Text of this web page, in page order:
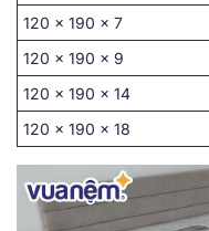
120 x 190 x 7
120 x 190 x 9
120 x 190 x 14
120 x 190 x 18